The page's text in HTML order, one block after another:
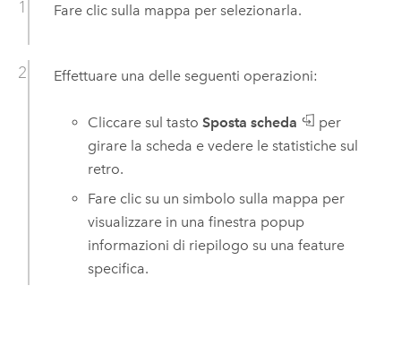
Fare clic sulla mappa per selezionarla.
Effettuare una delle seguenti operazioni:
Cliccare sul tastoSposta scheda
per
girare la scheda e vedere le statistiche sul
retro.
Fare clic su un simbolo sulla mappa per
visualizzare in una finestra popup
informazioni di riepilogo su una feature
specifica.